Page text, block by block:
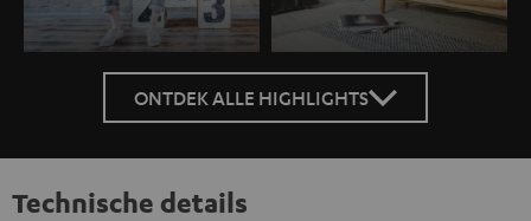
ONTDEK ALLE HIGHLIGHTS
Technische details